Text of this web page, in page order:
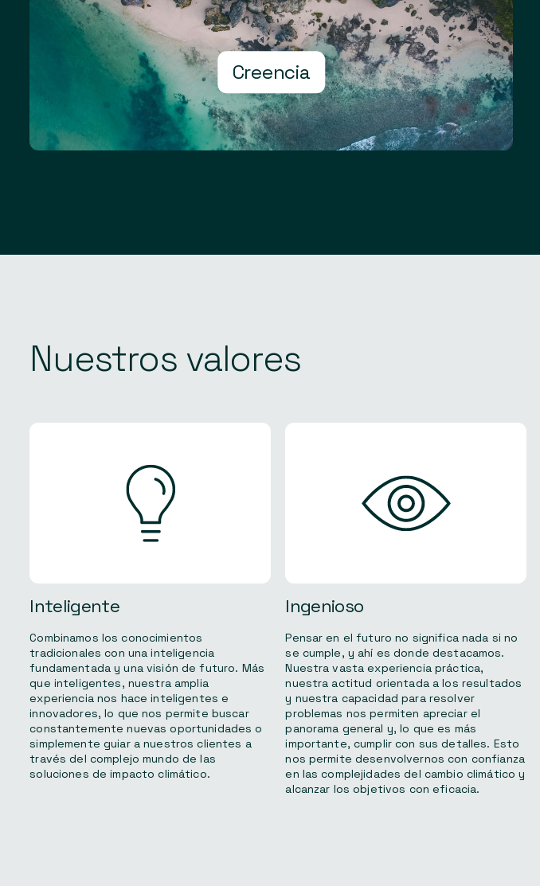
Creencia
Nuestros valores
Inteligente
Combinamos los conocimientos
tradicionales con una inteligencia
fundamentada y una visión de futuro. Más
que inteligentes, nuestra amplia
experiencia nos hace inteligentes e
innovadores, lo que nos permite buscar
constantemente nuevas oportunidades o
simplemente guiar a nuestros clientes a
través del complejo mundo de las
soluciones de impacto climático.
Ingenioso
Pensar en el futuro no significa nada si no
se cumple, y ahí es donde destacamos.
Nuestra vasta experiencia práctica,
nuestra actitud orientada a los resultados
y nuestra capacidad para resolver
problemas nos permiten apreciar el
panorama general y, lo que es más
importante, cumplir con sus detalles. Esto
nos permite desenvolvernos con confianza
en las complejidades del cambio climático y
alcanzar los objetivos con eficacia.